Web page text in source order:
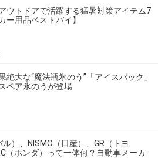
ウトドアで活躍する猛暑対策アイテム7
ー用品ベストバイ】
絶大な“魔法瓶氷のう”「アイスパック」
ペア氷のうが登場
）、NISMO（日産）、GR（トヨ
（ホンダ）って一体何？自動車メーカ